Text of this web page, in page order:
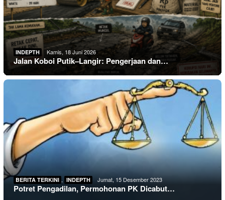
INDEPTH Kamis, 18 Juni 2026
Jalan Koboi Putik–Langir: Pengerjaan dan…
BERITA TERKINI , INDEPTH Jumat, 15 Desember 2023
Potret Pengadilan, Permohonan PK Dicabut…